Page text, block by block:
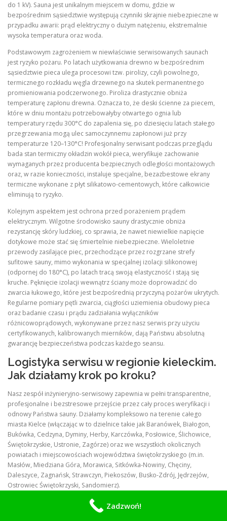
do 1 kV). Sauna jest unikalnym miejscem w domu, gdzie w
bezpośrednim sąsiedztwie występują czynniki skrajnie niebezpieczne w
przypadku awarii: prąd elektryczny o dużym natężeniu, ekstremalnie
wysoka temperatura oraz woda.
Podstawowym zagrożeniem w niewłaściwie serwisowanych saunach
jest ryzyko pożaru. Po latach użytkowania drewno w bezpośrednim
sąsiedztwie pieca ulega procesowi tzw. pirolizy, czyli powolnego,
termicznego rozkładu węgla drzewnego na skutek permanentnego
promieniowania podczerwonego. Piroliza drastycznie obniża
temperaturę zapłonu drewna. Oznacza to, że deski ścienne za piecem,
które w dniu montażu potrzebowałyby otwartego ognia lub
temperatury rzędu 300°C do zapalenia się, po dziesięciu latach stałego
przegrzewania mogą ulec samoczynnemu zapłonowi już przy
temperaturze 120–130°C! Profesjonalny serwisant podczas przeglądu
bada stan termiczny okładzin wokół pieca, weryfikuje zachowanie
wymaganych przez producenta bezpiecznych odległości montażowych
oraz, w razie konieczności, instaluje specjalne, bezazbestowe ekrany
termiczne wykonane z płyt silikatowo-cementowych, które całkowicie
eliminują to ryzyko.
Kolejnym aspektem jest ochrona przed porażeniem prądem
elektrycznym. Wilgotne środowisko sauny drastycznie obniża
rezystancję skóry ludzkiej, co sprawia, że nawet niewielkie napięcie
dotykowe może stać się śmiertelnie niebezpieczne. Wieloletnie
przewody zasilające piec, przechodzące przez rozgrzane strefy
sufitowe sauny, mimo wykonania w specjalnej izolacji silikonowej
(odpornej do 180°C), po latach tracą swoją elastyczność i stają się
kruche. Pęknięcie izolacji wewnątrz ściany może doprowadzić do
zwarcia łukowego, które jest bezpośrednią przyczyną pożarów ukrytych.
Regularne pomiary pętli zwarcia, ciągłości uziemienia obudowy pieca
oraz badanie czasu i prądu zadziałania wyłączników
różnicowoprądowych, wykonywane przez nasz serwis przy użyciu
certyfikowanych, kalibrowanych mierników, dają Państwu absolutną
gwarancję bezpieczeństwa podczas każdego seansu.
Logistyka serwisu w regionie kieleckim.
Jak działamy krok po kroku?
Nasz zespół inżynieryjno-serwisowy zapewnia w pełni transparentne,
profesjonalne i bezstresowe przejście przez cały proces weryfikacji i
odnowy Państwa sauny. Działamy kompleksowo na terenie całego
miasta Kielce (włączając w to dzielnice takie jak Baranówek, Białogon,
Bukówka, Cedzyna, Dyminy, Herby, Karczówka, Posłowice, Ślichowice,
Świętokrzyskie, Ustronie, Zagórze) oraz we wszystkich okolicznych
powiatach i miejscowościach województwa świętokrzyskiego (m.in.
Masłów, Miedziana Góra, Morawica, Sitkówka-Nowiny, Chęciny,
Daleszyce, Zagnańsk, Strawczyn, Piekoszów, Busko-Zdrój, Jędrzejów,
Ostrowiec Świętokrzyski, Sandomierz).
+-------------------------------------------------------
Zadzwoń!